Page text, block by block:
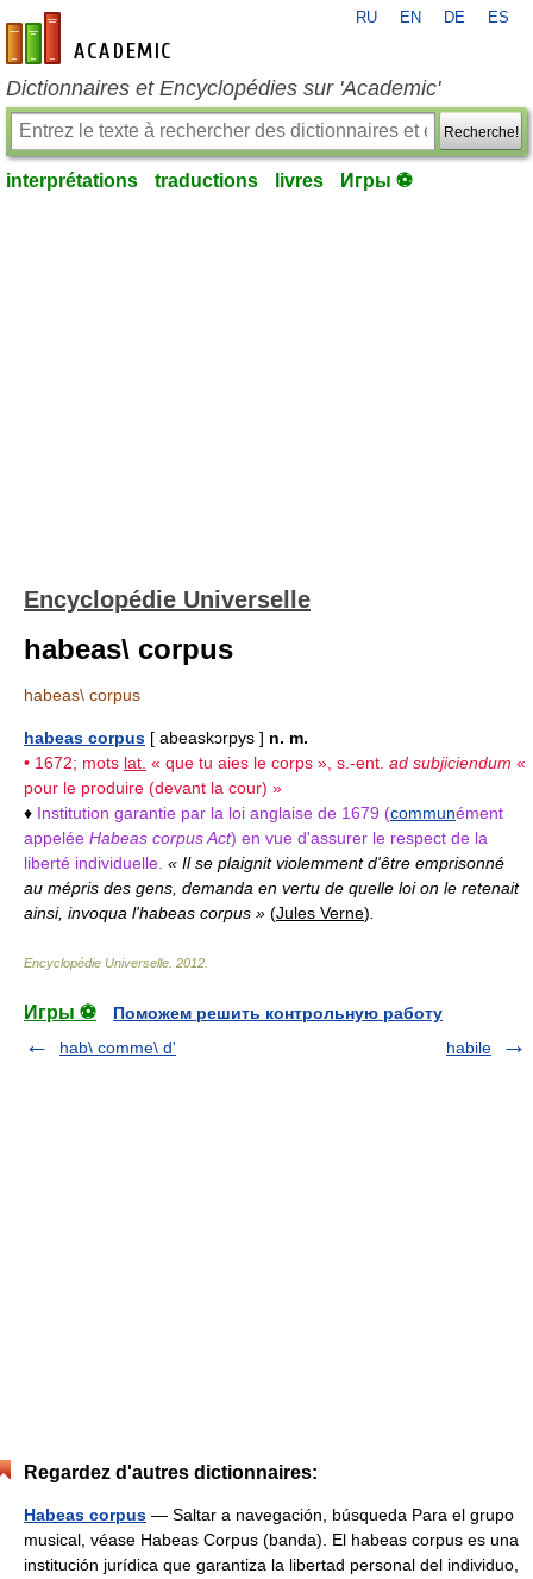
fr-academic.com
RU EN DE ES
Dictionnaires et Encyclopédies sur 'Academic'
Recherche!
interprétations traductions livres Игры ⚽
Encyclopédie Universelle
habeas\ corpus
habeas\ corpus
habeas corpus [ abeaskɔrpys ] n. m.
• 1672; mots lat. « que tu aies le corps », s.-ent. ad subjiciendum «
pour le produire (devant la cour) »
♦ Institution garantie par la loi anglaise de 1679 (communément
appelée Habeas corpus Act) en vue d'assurer le respect de la
liberté individuelle. « Il se plaignit violemment d'être emprisonné
au mépris des gens, demanda en vertu de quelle loi on le retenait
ainsi, invoqua l'habeas corpus » (Jules Verne)
Encyclopédie Universelle 2012
Игры ⚽
Поможем решить контрольную работу
hab\ comme\ d'
habile
Regardez d'autres dictionnaires:
Habeas corpus — Saltar a navegación, búsqueda Para el grupo
musical, véase Habeas Corpus (banda). El habeas corpus es una
institución jurídica que garantiza la libertad personal del individuo,